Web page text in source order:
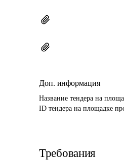
Доп. информация
Название тендера на
ID тендера на площадке
Требования